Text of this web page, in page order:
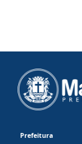
Prefeitura